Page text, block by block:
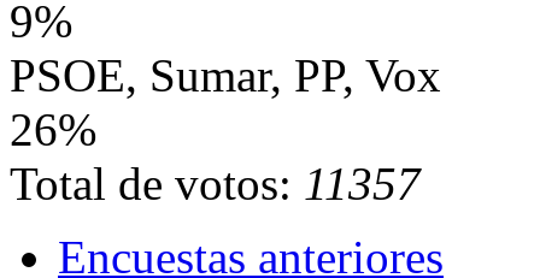
9%
PSOE, Sumar, PP, Vox
26%
Total de votos: 11357
Encuestas anteriores